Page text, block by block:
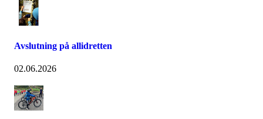
Avslutning på allidretten
02.06.2026